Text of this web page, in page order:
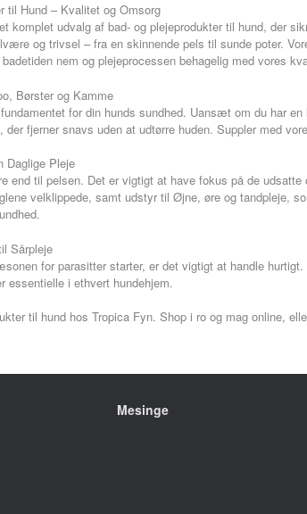
til Hund – Kvalitet og Omsorg
komplet udvalg af bad- og plejeprodukter til hund, der
og trivsel – fra en skinnende pels til sunde poter.
nem og plejeprocessen behagelig med vores
Børster og Kamme
for din hunds sundhed. Uansæt om du har
der fjerner snavs uden at udtørre huden. Suppler med
Daglige Pleje
end til pelsen. Det er vigtigt at have fokus på de udsatte
velklippede, samt udstyr til Øjne, øre og tandpleje,
Sårpleje
for parasitter starter, er det vigtigt at handle
essentielle i ethvert hundehjem.
til hund hos Tropica Fyn. Shop i ro og mag online,
Mesinge